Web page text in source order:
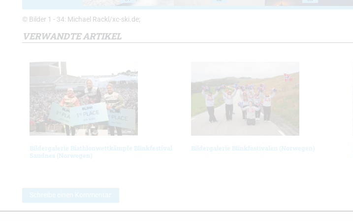
© Bilder 1 - 34: Michael Rackl/xc-ski.de;
VERWANDTE ARTIKEL
Bildergalerie Biathlonwettkämpfe Blinkfestival
Sandnes (Norwegen)
Bildergalerie Blinkfestivalen (Norwegen)
Schreibe einen Kommentar